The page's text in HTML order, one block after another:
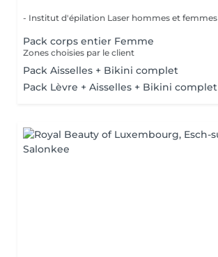
- Institut d'épilation Laser hommes et femmes
Pack corps entier Femme
Zones choisies par le client
Pack Aisselles + Bikini complet
Pack Lèvre + Aisselles + Bikini complet